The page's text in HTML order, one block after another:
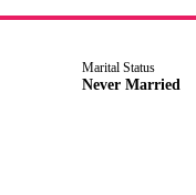
Marital Status
Never Married